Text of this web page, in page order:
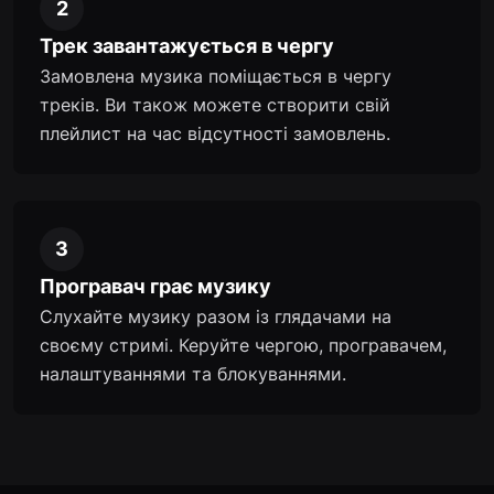
2
Трек завантажується в чергу
Замовлена музика поміщається в чергу
треків. Ви також можете створити свій
плейлист на час відсутності замовлень.
3
Програвач грає музику
Слухайте музику разом із глядачами на
своєму стримі. Керуйте чергою, програвачем,
налаштуваннями та блокуваннями.